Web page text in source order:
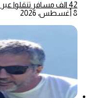
42 الف مسافر تنقلوا عبر معبر الكرامة الأسبوع الماضي
8 أغسطس، 2026